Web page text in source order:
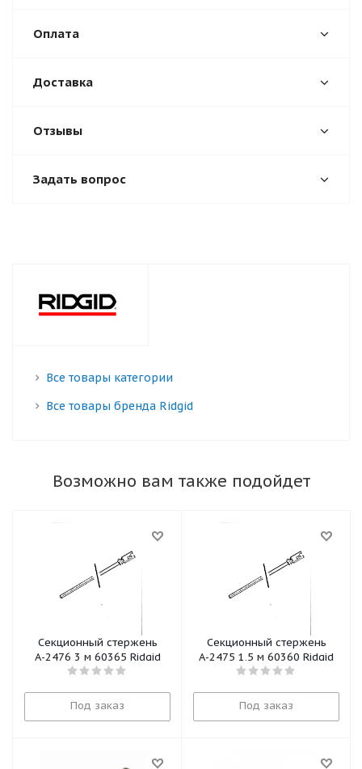
Оплата
Доставка
Отзывы
Задать вопрос
Все товары категории
Все товары бренда Ridgid
Возможно вам также подойдет
Секционный стержень
А-2476 3 м 60365 Ridgid
Под заказ
Секционный стержень
А-2475 1,5 м 60360 Ridgid
Под заказ